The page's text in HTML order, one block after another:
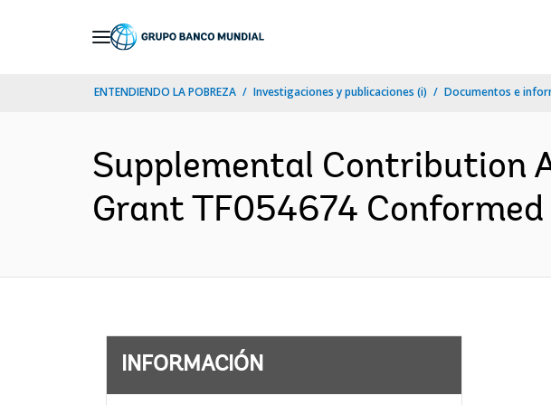
ENTENDIENDO LA POBREZA Investigaciones y publicaciones (i) Documentos e
Supplemental Contribution
Grant TF054674 Conformed
INFORMACIÓN